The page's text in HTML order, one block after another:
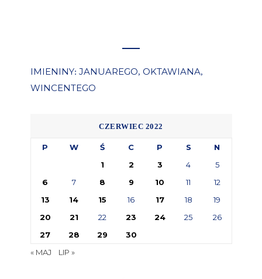
IMIENINY: JANUAREGO, OKTAWIANA,
WINCENTEGO
CZERWIEC 2022
P W Ś C P S
N
1
2 3 4
5
6
7 8 9 10 11
12
13
14 15 16 17 18
19
20
21 22 23 24 25
26
27
28 29
30
« MAJ
LIP »